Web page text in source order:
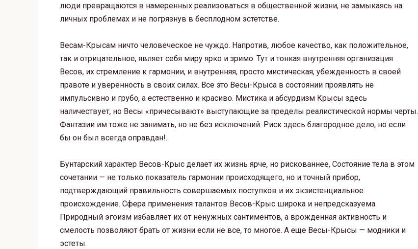
люди превращаются в намеренных реализоваться в общественной жизни, не замыкаясь на
личных проблемах и не погрязнув в бесплодном эстетстве.
Весам-Крысам ничто человеческое не чуждо. Напротив, любое качество, как положительное,
так и отрицательное, являет себя миру ярко и зримо. Тут и тонкая внутренняя организация
Весов, их стремление к гармонии, и внутренняя, просто мистическая, убежденность в своей
правоте и уверенность в своих силах. Все это Весы-Крыса в состоянии проявлять не
импульсивно и грубо, а естественно и красиво. Мистика и абсурдизм Крысы здесь
наличествует, но Весы «причесывают» выступающие за пределы реалистической нормы черты.
Фантазии им тоже не занимать, но не без исключений. Риск здесь благородное дело, но если
бы он был всегда оправдан!..
Бунтарский характер Весов-Крыс делает их жизнь ярче, но рискованнее, Состояние тела в этом
сочетании — не только показатель гармонии происходящего, но и точный прибор,
подтверждающий правильность совершаемых поступков и их экзистенциальное
происхождение. Сфера применения талантов Весов-Крыс широка и непредсказуема.
Природный эгоизм избавляет их от ненужных сантиментов, а врожденная активность и
смелость позволяют брать от жизни если не все, то многое. А еще Весы-Крысы — модники и
эстеты.